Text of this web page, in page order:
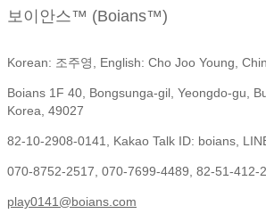
보이안스™ (Boians™)
Korean: 조주영, English: Cho Joo Young,
Boians 1F 40, Bongsunga-gil, Yeongdo-gu,
Korea, 49027
82-10-2908-0141, Kakao Talk ID: boians,
070-8752-2517, 070-7699-4489, 82-51-412-
play0141@boians.com